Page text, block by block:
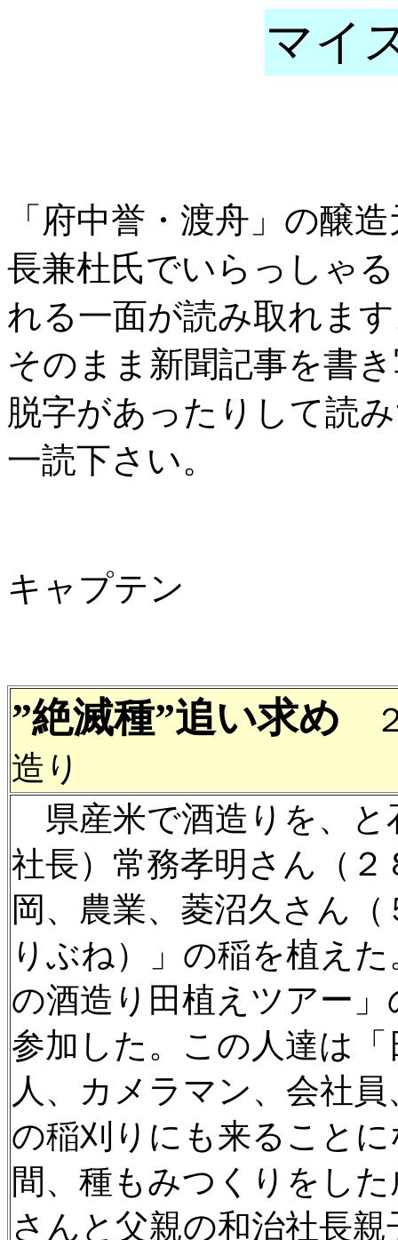
マイ
「府中誉・渡舟」の醸
長兼杜氏でいらっしゃ
れる一面が読み取れま
そのまま新聞記事を書
脱字があったりして読
一読下さい。
キャプテン
”絶滅種”追い求め
造り
県産米で酒造りを、と
社長）常務孝明さん（
岡、農業、菱沼久さん
りぶね）」の稲を植え
の酒造り田植えツアー
参加した。この人達は
人、カメラマン、会社
の稲刈りにも来ること
間、種もみつくりをし
さんと父親の和治社長